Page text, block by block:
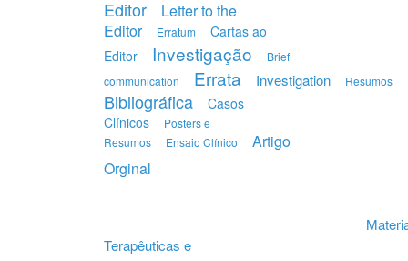
Editor
Letter to the
Editor
Erratum
Cartas ao
Editor
Investigação
Brief
communication
Errata Investigation Resumos
Bibliográfica
Casos
Clínicos
Posters e
Resumos
Ensaio Clínico
Artigo
Orginal
Terapêuticas e